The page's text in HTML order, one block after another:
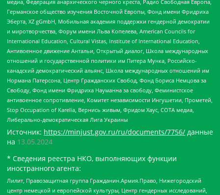
медиа, Федерация анархического черного креста, Радио Свободная Европа,
Германское общество изучения Восточной Европы, Фонд имени Фридриха
Эберта, XZ gGmbH, Мобильная академия поддержки гендерной демократии
и миротворчества, Форум имени Льва Копелева, American Councils for
International Education, Cultural Vistas, Institute of International Education,
Антивоенное движение Антальи, Открытый диалог, Школа международных
отношений и государственной политики им Питера Мунка, Российско-
канадский демократический альянс, Школа международных отношений им
Нормана Патерсона, Центр Гражданских Свобод, Фонд Бориса Немцова за
Свободу, Фонд имени Фридриха Науманна за свободу, Феминистское
антивоенное сопротивление, Комитет независимости Ингушетии, Прометей,
Stop Occupation of Karelia, Вернись живым, Фридом Хаус, СОТА медиа,
Либерально-демократическая Лига Украины
Источник: https://minjust.gov.ru/ru/documents/7756/ данные
на 13.05.2024
* Сведения реестра НКО, выполняющих функции
иностранного агента:
Лилит, Правозащитная группа Гражданин.Армия.Право, Нижегородский
центр немецкой и европейской культуры, Центр гендерных исследований,